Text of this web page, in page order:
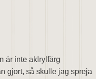
är inte aklrylfärg
gjort, så skulle jag spreja